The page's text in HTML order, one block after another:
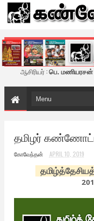
கண்ணோட்டம்
ஆசிரியர் :பெ. மணியரசன்
தமிழர் கண்ணோட்ட
கோவேந்தன் APRIL 10, 2019